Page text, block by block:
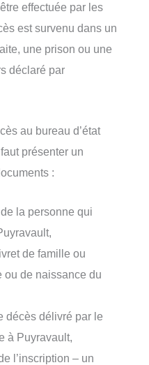
effectuée par les
est survenu dans un
une prison ou une
déclaré par
au bureau d’état
présenter un
:
la personne qui
de famille ou
ou de naissance du
décès délivré par le
à Puyravault,
l’inscription – un